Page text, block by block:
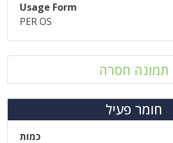
Usage Form
PER OS
תמונה חסרה
חומר פעיל
כמות